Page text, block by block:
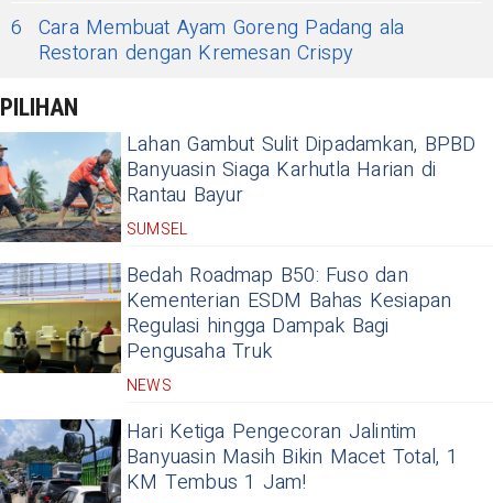
6 Cara Membuat Ayam Goreng Padang ala
Restoran dengan Kremesan Crispy
PILIHAN
Lahan Gambut Sulit Dipadamkan, BPBD
Banyuasin Siaga Karhutla Harian di
Rantau Bayur
SUMSEL
Bedah Roadmap B50: Fuso dan
Kementerian ESDM Bahas Kesiapan
Regulasi hingga Dampak Bagi
Pengusaha Truk
NEWS
Hari Ketiga Pengecoran Jalintim
Banyuasin Masih Bikin Macet Total, 1
KM Tembus 1 Jam!